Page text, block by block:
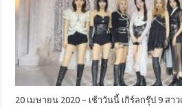
20 เมษายน 2020 – เช้าวันนี้ เกิร์ลกรุ๊ป 9 สา